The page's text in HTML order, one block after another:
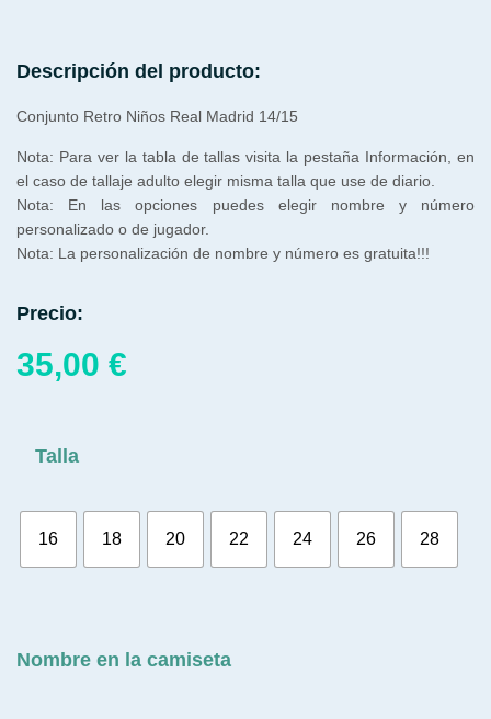
Descripción del producto:
Conjunto Retro Niños Real Madrid 14/15
Nota: Para ver la tabla de tallas visita la pestaña Información, en
el caso de tallaje adulto elegir misma talla que use de diario.
Nota: En las opciones puedes elegir nombre y número
personalizado o de jugador.
Nota: La personalización de nombre y número es gratuita!!!
Precio:
35,00 €
Talla
16 18 20 22 24 26 28
Nombre en la camiseta